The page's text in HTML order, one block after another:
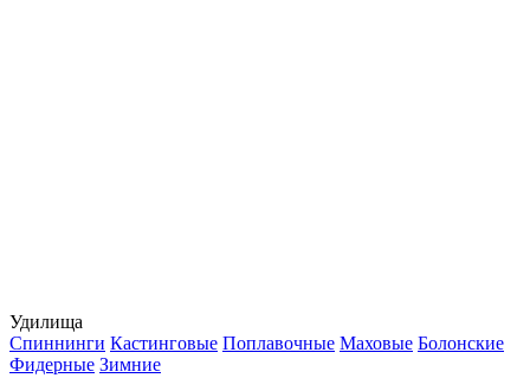
Удилища
Спиннинги Кастинговые Поплавочные Маховые Болонские
Фидерные Зимние